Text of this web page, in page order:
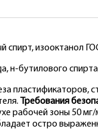
спирт, изооктанол
н-бутилового
пластификаторов,
Требования
рабочей зоны 50
остро